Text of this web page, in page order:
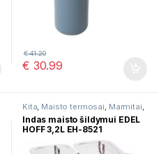
€ 30.99
€41.20
Kita Maisto termosai Marmitai
Puodai troškinimui
Indas maisto šildymui EDEL
HOFF 3,2L EH-8521